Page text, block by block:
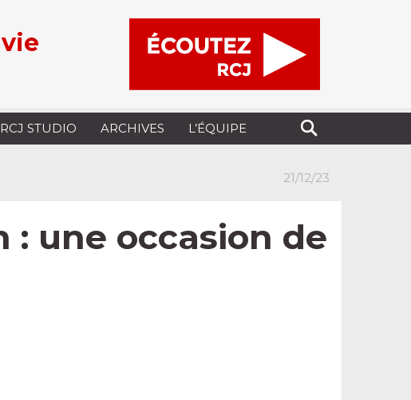
RCJ STUDIO ARCHIVES L’ÉQUIPE
21/12/23
: une occasion de